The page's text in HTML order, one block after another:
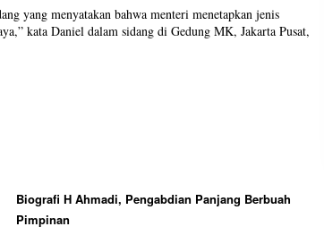
yang menyatakan bahwa menteri menetapkan jenis
kata Daniel dalam sidang di Gedung MK, Jakarta Pusat,
Biografi H Ahmadi, Pengabdian Panjang Berbuah
Pimpinan